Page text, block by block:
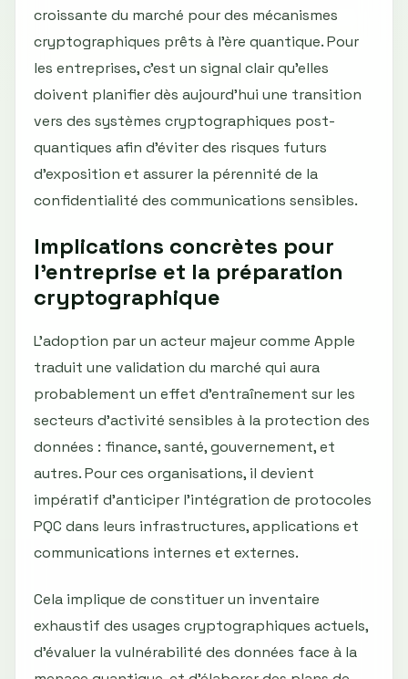
croissante du marché pour des mécanismes
cryptographiques prêts à l’ère quantique. Pour
les entreprises, c'est un signal clair qu’elles
doivent planifier dès aujourd’hui une transition
vers des systèmes cryptographiques post-
quantiques afin d'éviter des risques futurs
d’exposition et assurer la pérennité de la
confidentialité des communications sensibles.
Implications concrètes pour
l'entreprise et la préparation
cryptographique
L’adoption par un acteur majeur comme Apple
traduit une validation du marché qui aura
probablement un effet d’entraînement sur les
secteurs d’activité sensibles à la protection des
données : finance, santé, gouvernement, et
autres. Pour ces organisations, il devient
impératif d’anticiper l’intégration de protocoles
PQC dans leurs infrastructures, applications et
communications internes et externes.
Cela implique de constituer un inventaire
exhaustif des usages cryptographiques actuels,
d’évaluer la vulnérabilité des données face à la